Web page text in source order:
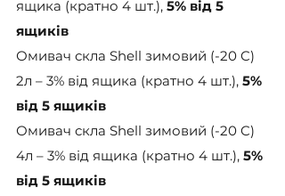
ящика (кратно 4 шт.), 5% від 5
ящиків
Омивач скла Shell зимовий (-20 C)
2л – 3% від ящика (кратно 4 шт.), 5%
від 5 ящиків
Омивач скла Shell зимовий (-20 C)
4л – 3% від ящика (кратно 4 шт.), 5%
від 5 ящиків